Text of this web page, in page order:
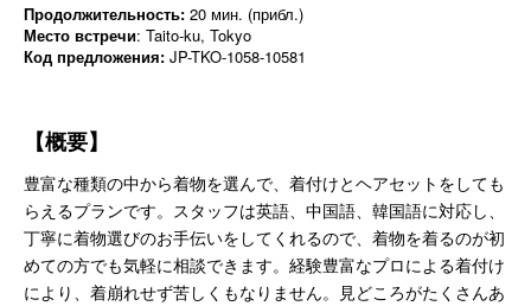
Продолжительность: 20 мин. (прибл.)
Место встречи: Taito-ku, Tokyo
Код предложения: JP-TKO-1058-10581
【概要】
豊富な種類の中から着物を選んで、着付けとヘアセットをしても
らえるプランです。スタッフは英語、中国語、韓国語に対応し、
丁寧に着物選びのお手伝いをしてくれるので、着物を着るのが初
めての方でも気軽に相談できます。経験豊富なプロによる着付け
により、着崩れせず苦しくもなりません。見どころがたくさんあ